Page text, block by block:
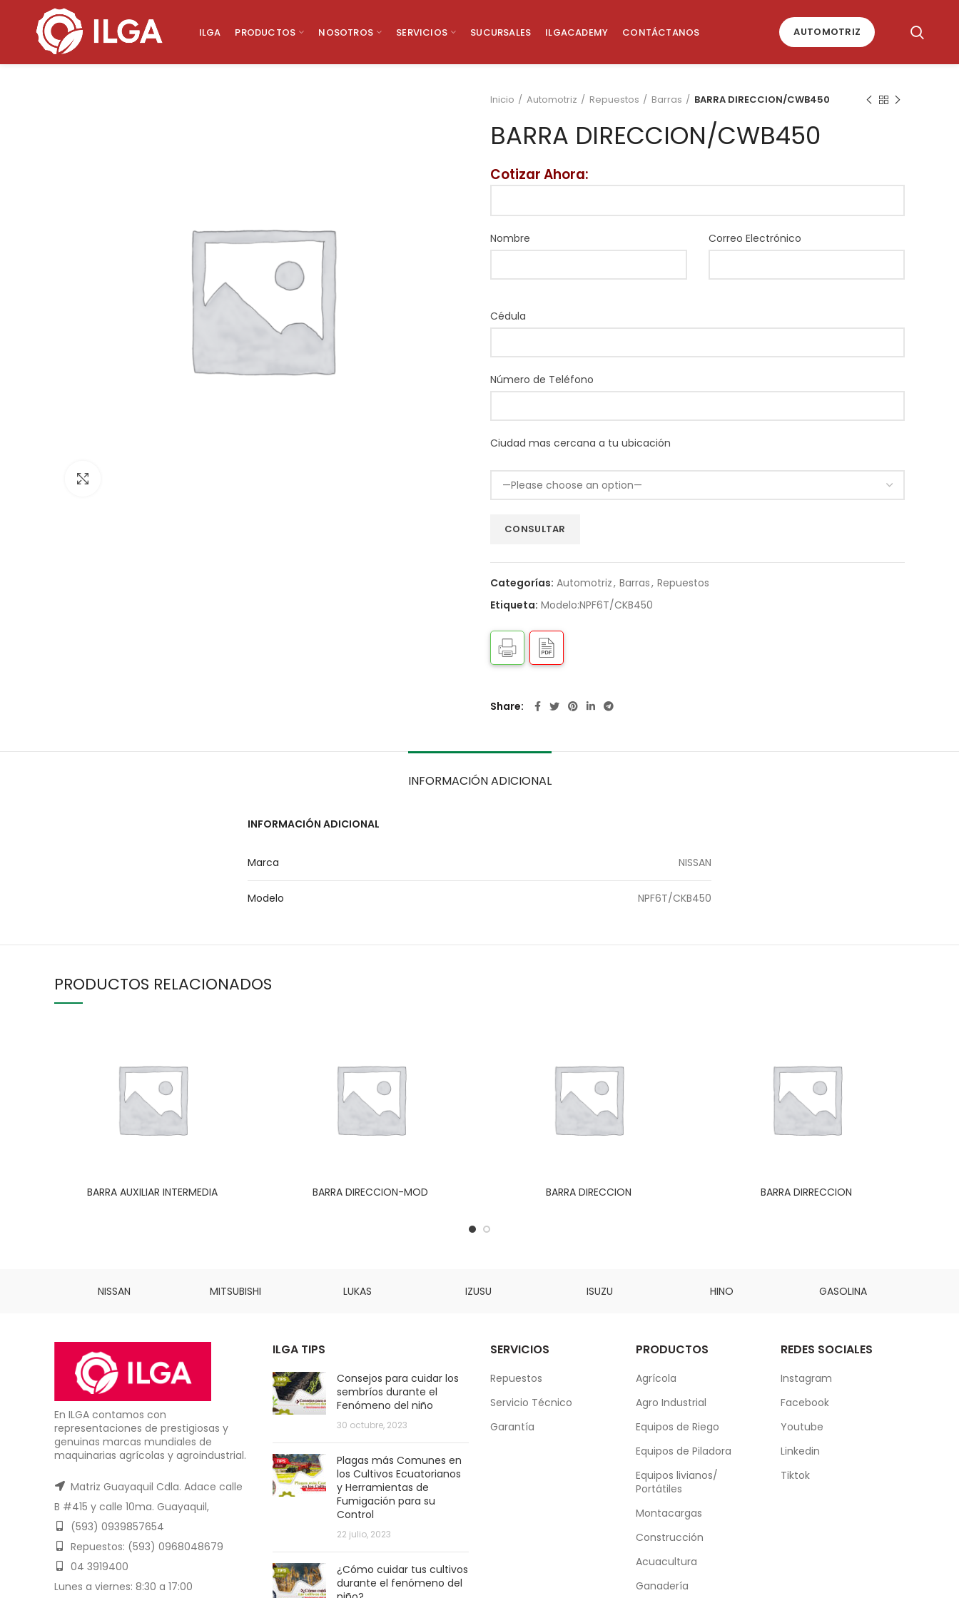
ILGA PRODUCTOS NOSOTROS SERVICIOS SUCURSALES ILGACADEMY CONTÁCTANOS AUTOMOTRIZ
Inicio Automotriz Repuestos Barras BARRA DIRECCION/CWB450
BARRA DIRECCION/CWB450
Cotizar Ahora:
Nombre Correo Electrónico
Cédula
Número de Teléfono
Ciudad mas cercana a tu ubicación
Categorías: Automotriz, Barras, Repuestos
Etiqueta: Modelo:NPF6T/CKB450
Share
INFORMACIÓN ADICIONAL
INFORMACIÓN ADICIONAL
Marca NISSAN
Modelo NPF6T/CKB450
PRODUCTOS RELACIONADOS
BARRA AUXILIAR INTERMEDIA BARRA DIRECCION-MOD BARRA DIRECCION BARRA DIRRECCION
NISSAN MITSUBISHI LUKAS IZUSU ISUZU HINO GASOLINA
En ILGA contamos con
representaciones de prestigiosas y
genuinas marcas mundiales de
maquinarias agrícolas y agroindustrial.
Matriz Guayaquil Cdla. Adace calle
B #415 y calle 10ma. Guayaquil,
(593) 0939857654
Repuestos: (593) 0968048679
04 3919400
Lunes a viernes: 8:30 a 17:00
ILGA TIPS
Consejos para cuidar los
sembríos durante el
Fenómeno del niño
30 octubre, 2023
Plagas más Comunes en
los Cultivos Ecuatorianos
y Herramientas de
Fumigación para su
Control
22 julio, 2023
¿Cómo cuidar tus cultivos
durante el fenómeno del
SERVICIOS
Repuestos
Servicio Técnico
Garantía
PRODUCTOS
Agrícola
Agro Industrial
Equipos de Riego
Equipos de Piladora
Equipos livianos/
Portátiles
Montacargas
Construcción
Acuacultura
Ganadería
REDES SOCIALES
Instagram
Facebook
Youtube
Linkedin
Tiktok